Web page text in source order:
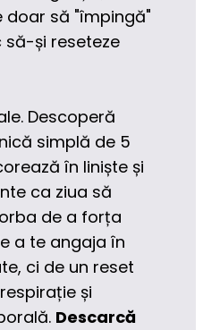
doar să "împingă"
și reseteze
Descoperă
simplă de 5
în liniște și
ca ziua să
de a forța
a te angaja în
ci de un reset
și
Descarcă